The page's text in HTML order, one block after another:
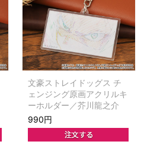
文豪ストレイドッグス チ
ェンジング原画アクリルキ
ーホルダー／芥川龍之介
990円